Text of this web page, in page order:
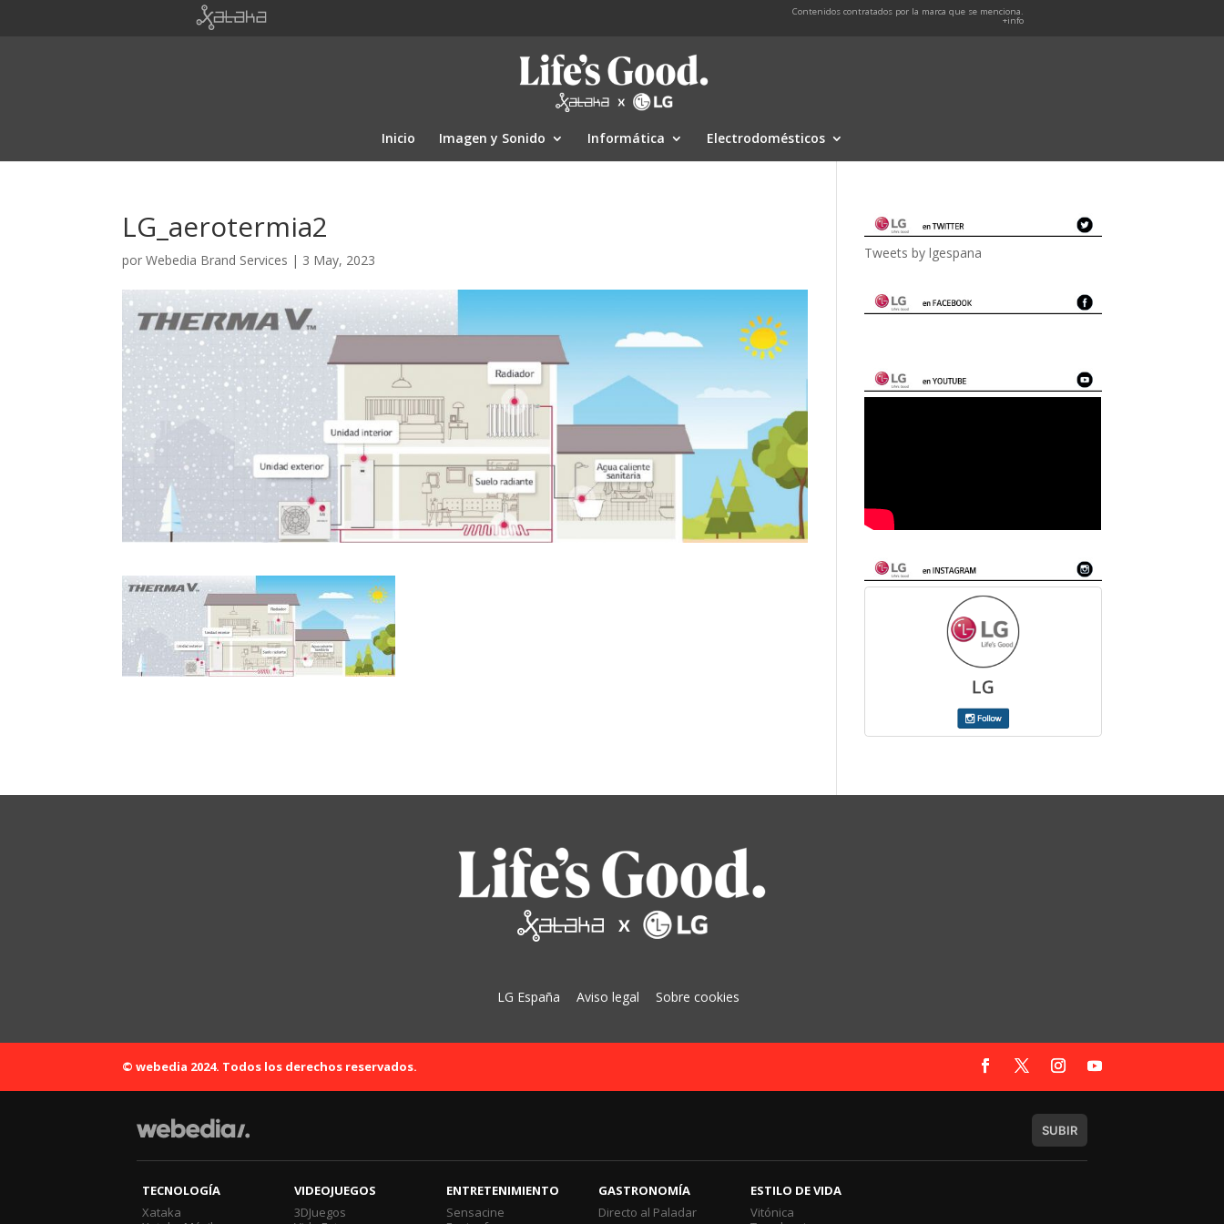
Contenidos contratados por la marca que se menciona.
+info
Inicio Imagen y Sonido Informática Electrodomésticos
LG_aerotermia2
porWebedia Brand Services | 3 May, 2023 Tweets by lgespana
LG España Aviso legal Sobre cookies
© webedia 2024. Todos los derechos reservados.
SUBIR
TECNOLOGÍA
Xataka
VIDEOJUEGOS
3DJuegos
ENTRETENIMIENTO
Sensacine
GASTRONOMÍA
Directo al Paladar
ESTILO DE VIDA
Vitónica